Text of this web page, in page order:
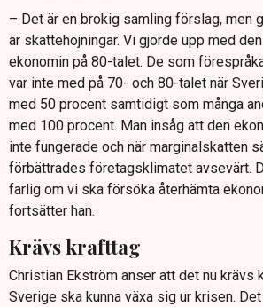
– Det är en brokig samling förslag, men
är skattehöjningar. Vi gjorde upp med
ekonomin på 80-talet. De som
var inte med på 70- och 80-talet när
med 50 procent samtidigt som många
med 100 procent. Man insåg att den
inte fungerade och när marginalskatten
förbättrades företagsklimatet avsevärt.
farlig om vi ska försöka återhämta
fortsätter han.
Krävs krafttag
Christian Ekström anser att det nu krävs
Sverige ska kunna växa sig ur krisen.